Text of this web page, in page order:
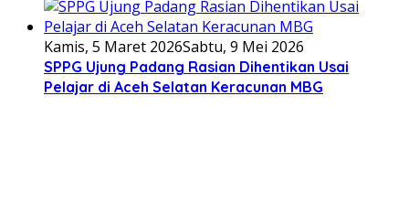
Kamis, 5 Maret 2026Sabtu, 9 Mei 2026
SPPG Ujung Padang Rasian Dihentikan Usai
Pelajar di Aceh Selatan Keracunan MBG